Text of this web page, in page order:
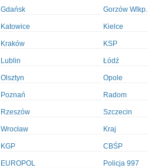
Gdańsk Gorzów Wlkp.
Katowice Kielce
Kraków KSP
Lublin Łódź
Olsztyn Opole
Poznań Radom
Rzeszów Szczecin
Wrocław Kraj
KGP CBŚP
EUROPOL Policja 997